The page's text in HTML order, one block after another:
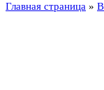
Главная страница »